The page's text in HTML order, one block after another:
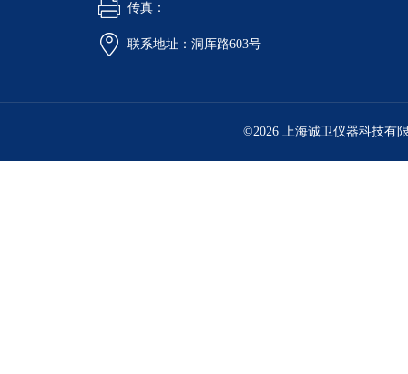
传真：
联系地址：洞厍路603号
©2026 上海诚卫仪器科技有